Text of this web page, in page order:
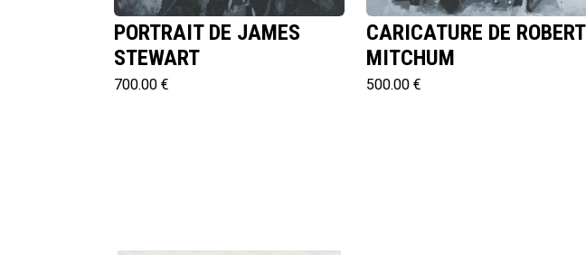
PORTRAIT DE JAMES
STEWART
700.00 €
CARICATURE DE ROBERT
MITCHUM
500.00 €